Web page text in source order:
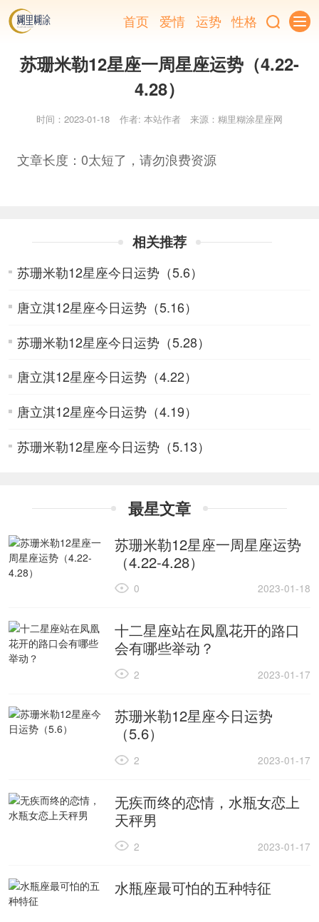
首页 爱情 运势 性格
苏珊米勒12星座一周星座运势（4.22-
4.28）
时间：2023-01-18 作者: 本站作者 来源：糊里糊涂星座网
文章长度：0太短了，请勿浪费资源
相关推荐
苏珊米勒12星座今日运势（5.6）
唐立淇12星座今日运势（5.16）
苏珊米勒12星座今日运势（5.28）
唐立淇12星座今日运势（4.22）
唐立淇12星座今日运势（4.19）
苏珊米勒12星座今日运势（5.13）
最星文章
苏珊米勒12星座一周星座运势
（4.22-4.28）
2023-01-18
0
十二星座站在凤凰花开的路口
会有哪些举动？
2023-01-17
2
苏珊米勒12星座今日运势
（5.6）
2023-01-17
2
无疾而终的恋情，水瓶女恋上
天秤男
2023-01-17
2
水瓶座最可怕的五种特征